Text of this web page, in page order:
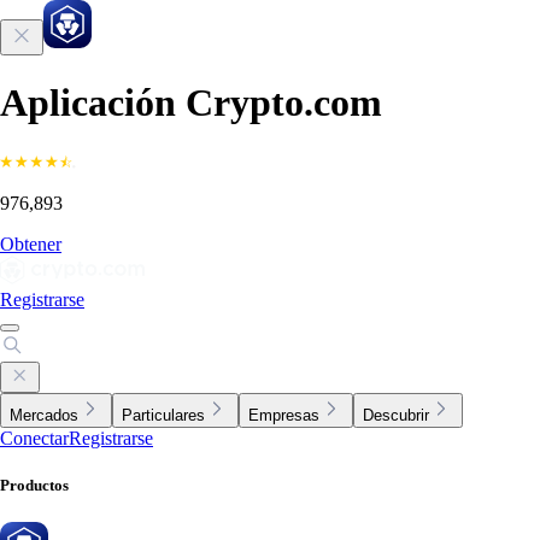
Aplicación Crypto.com
976,893
Obtener
Registrarse
Mercados Particulares Empresas Descubrir
ConectarRegistrarse
Productos